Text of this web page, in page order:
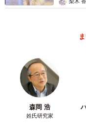
アだからこその利点
確になりました。映
や目の動き、小道具
台版よりも深く描け
映画化に際しては幅
森岡 浩
姓氏研究家